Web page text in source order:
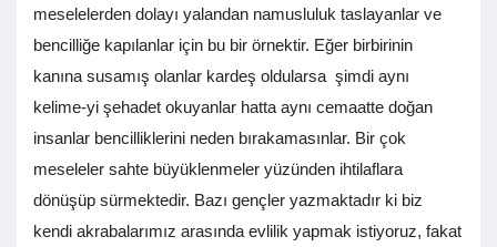
meselelerden dolayı yalandan namusluluk taslayanlar ve
bencilliğe kapılanlar için bu bir örnektir. Eğer birbirinin
kanına susamış olanlar kardeş oldularsa şimdi aynı
kelime-yi şehadet okuyanlar hatta aynı cemaatte doğan
insanlar bencilliklerini neden bırakamasınlar. Bir çok
meseleler sahte büyüklenmeler yüzünden ihtilaflara
dönüşüp sürmektedir. Bazı gençler yazmaktadır ki biz
kendi akrabalarımız arasında evlilik yapmak istiyoruz, fakat